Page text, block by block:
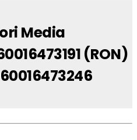
Media
(RON)